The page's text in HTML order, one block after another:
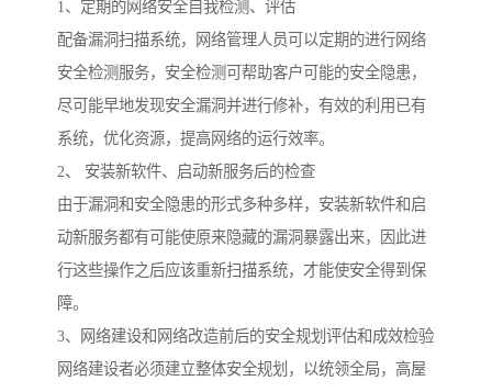
1、定期的网络安全自我检测、评估
配备漏洞扫描系统，网络管理人员可以定期的进行网络
安全检测服务，安全检测可帮助客户可能的安全隐患，
尽可能早地发现安全漏洞并进行修补，有效的利用已有
系统，优化资源，提高网络的运行效率。
2、 安装新软件、启动新服务后的检查
由于漏洞和安全隐患的形式多种多样，安装新软件和启
动新服务都有可能使原来隐藏的漏洞暴露出来，因此进
行这些操作之后应该重新扫描系统，才能使安全得到保
障。
3、网络建设和网络改造前后的安全规划评估和成效检验
网络建设者必须建立整体安全规划，以统领全局，高屋